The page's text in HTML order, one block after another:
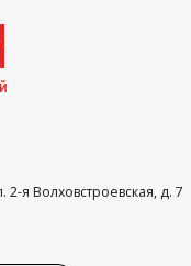
2-я Волховстроевская, д. 7